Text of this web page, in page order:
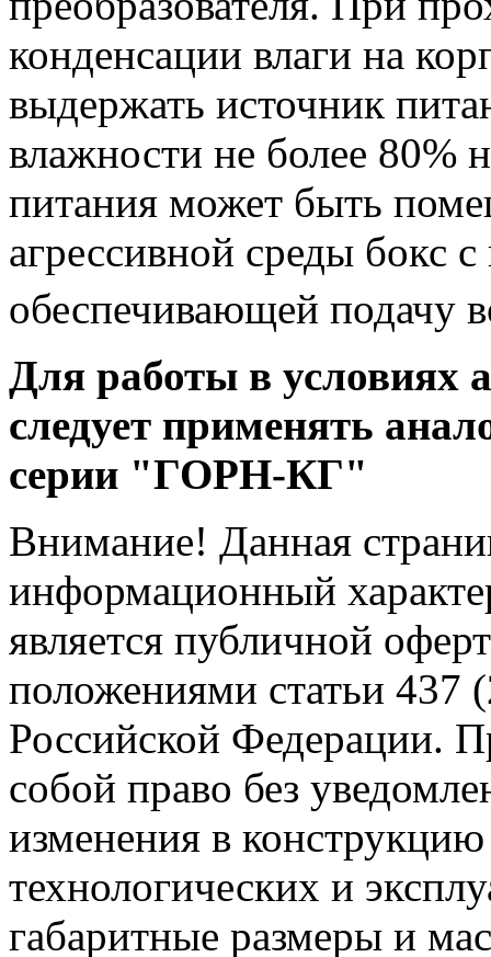
конденсации влаги на
выдержать источник
влажности не более 80%
питания может быть
агрессивной среды бокс
обеспечивающей подачу
Для работы в условиях
следует применять
серии "ГОРН-КГ"
Внимание! Данная
информационный
является публичной
положениями статьи 437
Российской Федерации.
собой право без
изменения в
технологических и
габаритные размеры и